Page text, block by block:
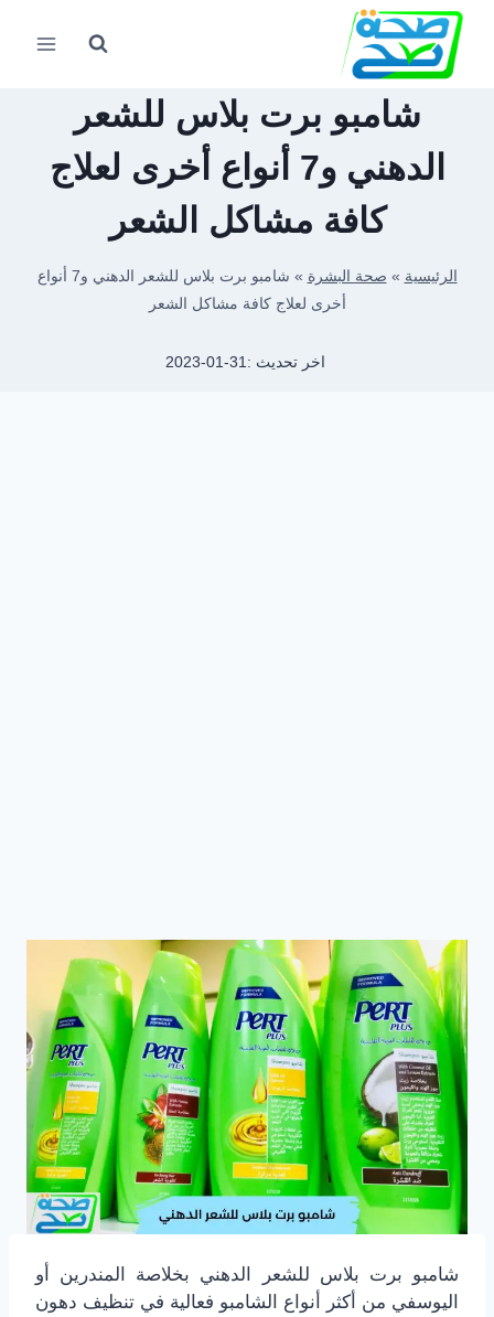
التجاوز
المحتوى
شامبو برت بلاس للشعر
الدهني و7 أنواع أخرى لعلاج
كافة مشاكل الشعر
الرئيسية » صحة البشرة »
شامبو برت بلاس للشعر الدهني و7 أنواع
أخرى لعلاج كافة مشاكل الشعر
اخر تحديث :2023-01-31
شامبو برت بلاس للشعر الدهني بخلاصة المندرين أو
اليوسفي من أكثر أنواع الشامبو فعالية في تنظيف دهون